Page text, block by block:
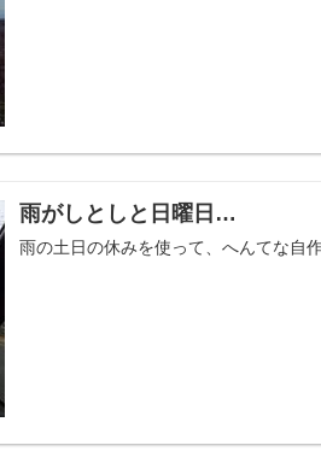
雨がしとしと日曜日…
雨の土日の休みを使って、へんてな自